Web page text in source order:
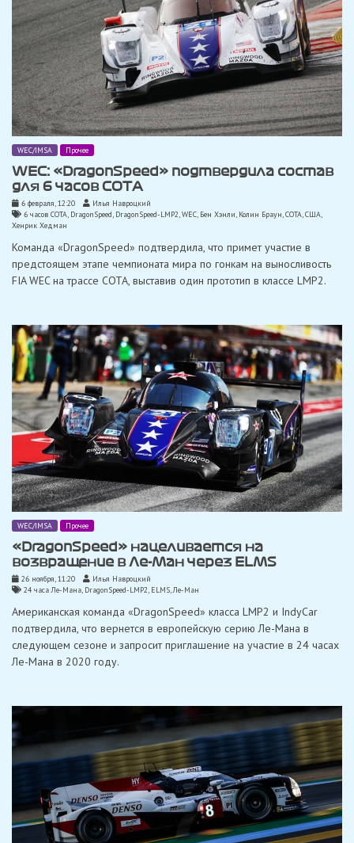
WEC/IMSA Прочее
WEC: «DragonSpeed» подтвердила состав
для 6 часов СОТА
6 февраля, 12:20
Илья Навроцкий
6 часов СОТА, DragonSpeed, DragonSpeed-LMP2,WEC, Бен Хэнли, Колин Браун,СОТА,США
Хенрик Хедман
Команда «DragonSpeed» подтвердила, что примет участие в
предстоящем этапе чемпионата мира по гонкам на выносливость
FIA WEC на трассе СОТА, выставив один прототип в классе LMP2.
WEC/IMSA Прочее
«DragonSpeed» ​​нацеливается на
возвращение в Ле-Ман через ELMS
26 ноября, 11:20
Илья Навроцкий
24 часа Ле-Мана, DragonSpeed-LMP2, ELMS,Ле-Ман
Американская команда «DragonSpeed» ​​класса LMP2 и IndyCar
подтвердила, что вернется в европейскую серию Ле-Мана в
следующем сезоне и запросит приглашение на участие в 24 часах
Ле-Мана в 2020 году.